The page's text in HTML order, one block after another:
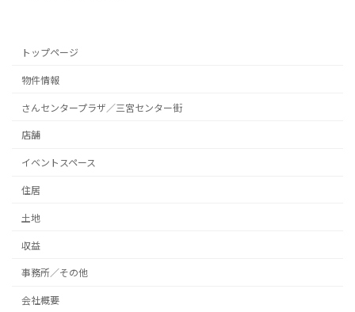
トップページ
物件情報
さんセンタープラザ／三宮センター街
店舗
イベントスペース
住居
土地
収益
事務所／その他
会社概要